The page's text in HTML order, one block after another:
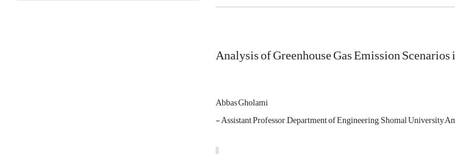
Analysis of Greenhouse Gas Emission
Abbas Gholami
- Assistant Professor ,Department of Engineering, Shomal